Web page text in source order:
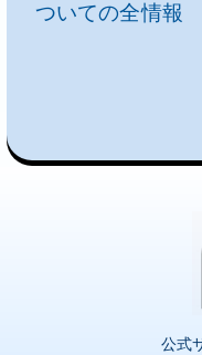
ついての全情報
公式